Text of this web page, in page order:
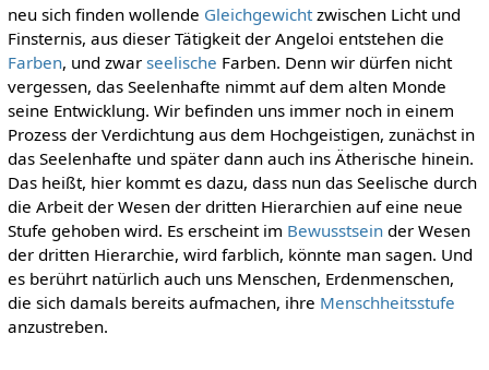
neu sich finden wollende Gleichgewichtzwischen Licht und
Finsternis, aus dieser Tätigkeit der Angeloi entstehen die
Farben, und zwar seelische Farben. Denn wir dürfen nicht
vergessen, das Seelenhafte nimmt auf dem alten Monde
seine Entwicklung. Wir befinden uns immer noch in einem
Prozess der Verdichtung aus dem Hochgeistigen, zunächst in
das Seelenhafte und später dann auch ins Ätherische hinein.
Das heißt, hier kommt es dazu, dass nun das Seelische durch
die Arbeit der Wesen der dritten Hierarchien auf eine neue
Stufe gehoben wird. Es erscheint im Bewusstseinder Wesen
der dritten Hierarchie, wird farblich, könnte man sagen. Und
es berührt natürlich auch uns Menschen, Erdenmenschen,
die sich damals bereits aufmachen, ihre Menschheitsstufe
anzustreben.